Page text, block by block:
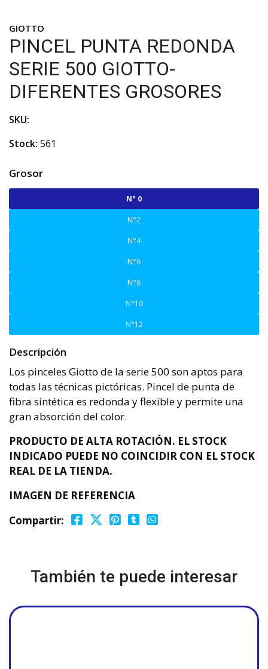
GIOTTO
PINCEL PUNTA REDONDA
SERIE 500 GIOTTO-
DIFERENTES GROSORES
SKU:
Stock: 561
Grosor
N° 0
N°2
N°4
N°6
N°8
N°10
N°12
Descripción
Los pinceles Giotto de la serie 500 son aptos para
todas las técnicas pictóricas. Pincel de punta de
fibra sintética es redonda y flexible y permite una
gran absorción del color.
PRODUCTO DE ALTA ROTACIÓN. EL STOCK
INDICADO PUEDE NO COINCIDIR CON EL STOCK
REAL DE LA TIENDA.
IMAGEN DE REFERENCIA
Compartir:
También te puede interesar